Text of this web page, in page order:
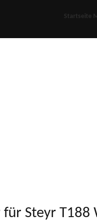
Startseite
für Steyr